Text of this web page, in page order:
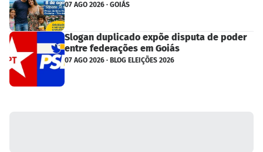
07 AGO 2026 · GOIÁS
Slogan duplicado expõe disputa de poder
entre federações em Goiás
07 AGO 2026 · BLOG ELEIÇÕES 2026